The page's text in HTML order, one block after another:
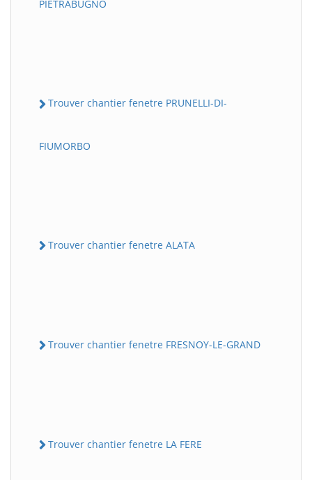
PIETRABUGNO
Trouver chantier fenetre PRUNELLI-DI-
FIUMORBO
Trouver chantier fenetre ALATA
Trouver chantier fenetre FRESNOY-LE-GRAND
Trouver chantier fenetre LA FERE